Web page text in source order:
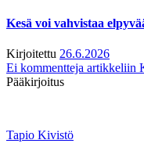
Kesä voi vahvistaa
Kirjoitettu 26.6.2026
Ei kommentteja artikkeliin
Pääkirjoitus
Tapio Kivistö